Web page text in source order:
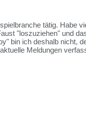
tätig. Habe
"loszuziehen" und
bin ich deshalb nicht,
Meldungen